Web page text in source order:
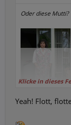
Oder diese Mutti?
Klicke in dieses
Yeah! Flott,